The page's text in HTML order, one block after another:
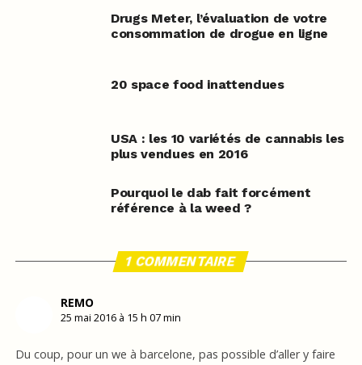
Drugs Meter, l’évaluation de votre
consommation de drogue en ligne
20 space food inattendues
USA : les 10 variétés de cannabis les
plus vendues en 2016
Pourquoi le dab fait forcément
référence à la weed ?
1 COMMENTAIRE
REMO
25 mai 2016 à 15 h 07 min
Du coup, pour un we à barcelone, pas possible d’aller y faire